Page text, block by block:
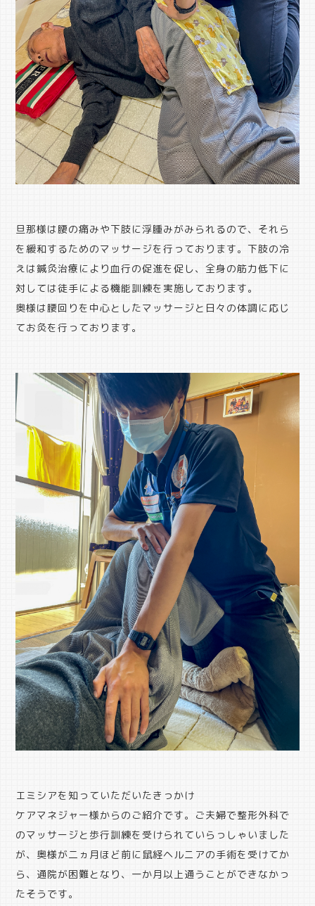
旦那様は腰の痛みや下肢に浮腫みがみられるので、それら
を緩和するためのマッサージを行っております。下肢の冷
えは鍼灸治療により血行の促進を促し、全身の筋力低下に
対しては徒手による機能訓練を実施しております。
奥様は腰回りを中心としたマッサージと日々の体調に応じ
てお灸を行っております。
エミシアを知っていただいたきっかけ
ケアマネジャー様からのご紹介です。ご夫婦で整形外科で
のマッサージと歩行訓練を受けられていらっしゃいました
が、奥様が二ヵ月ほど前に鼠経ヘルニアの手術を受けてか
ら、通院が困難となり、一か月以上通うことができなかっ
たそうです。